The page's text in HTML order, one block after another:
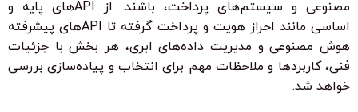
مصنوعی و سیستم‌های پرداخت، باشند. از APIهای پایه و
اساسی مانند احراز هویت و پرداخت گرفته تا APIهای پیشرفته
هوش مصنوعی و مدیریت داده‌های ابری، هر بخش با جزئیات
فنی، کاربردها و ملاحظات مهم برای انتخاب و پیاده‌سازی بررسی
خواهد شد.